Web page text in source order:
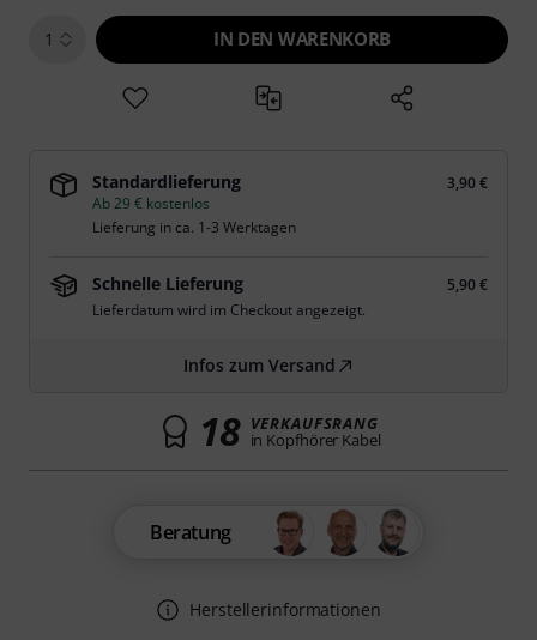
1 IN DEN WARENKORB
Standardlieferung
3,90 €
Ab 29 € kostenlos
Lieferung in ca. 1-3 Werktagen
Schnelle Lieferung
5,90 €
Lieferdatum wird im Checkout angezeigt.
Infos zum Versand
18 VERKAUFSRANG
in Kopfhörer Kabel
Beratung
Herstellerinformationen